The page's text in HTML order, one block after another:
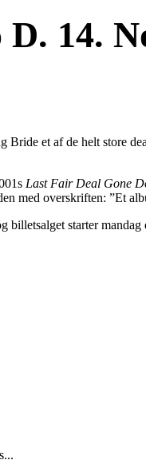
14.
et af de helt store
Last Fair Deal Gone
med overskriften: ”Et
starter